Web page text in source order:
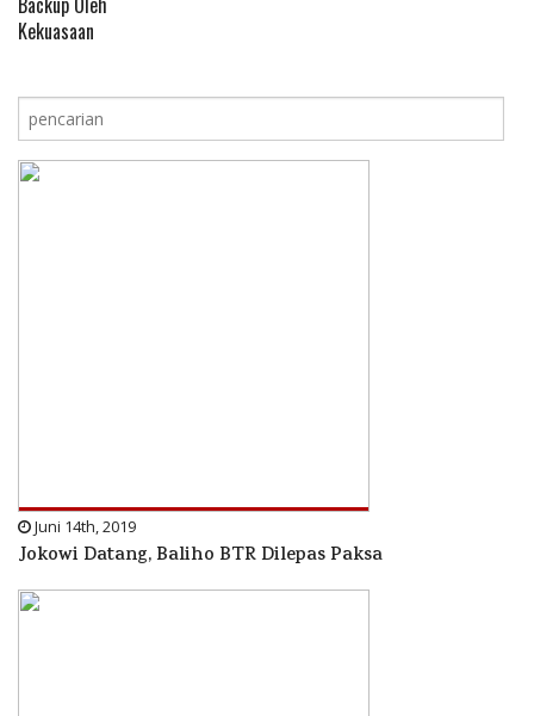
Kekuasaan
Juni 14th, 2019
Jokowi Datang, Baliho BTR Dilepas Paksa